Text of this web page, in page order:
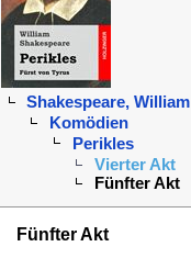
Shakespeare, William
Komödien
Perikles
Vierter Akt
Fünfter Akt
Fünfter Akt